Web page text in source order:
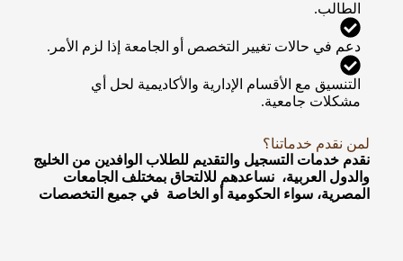
الطالب.
دعم في حالات تغيير التخصص أو الجامعة إذا لزم الأمر.
التنسيق مع الأقسام الإدارية والأكاديمية لحل أي
مشكلات جامعية.
لمن نقدم خدماتنا؟
نقدم خدمات التسجيل والتقديم للطلاب الوافدين من الخليج
والدول العربية، نساعدهم للالتحاق بمختلف الجامعات
المصرية، سواء الحكومية أو الخاصة في جميع التخصصات